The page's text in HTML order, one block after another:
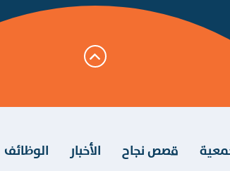
قصص نجاح الأخبار الوظائف